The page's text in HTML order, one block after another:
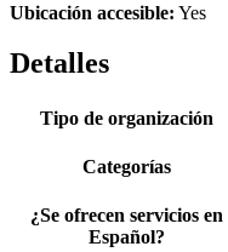
Ubicación accesible: Yes
Detalles
Tipo de organización
Categorías
¿Se ofrecen servicios en
Español?